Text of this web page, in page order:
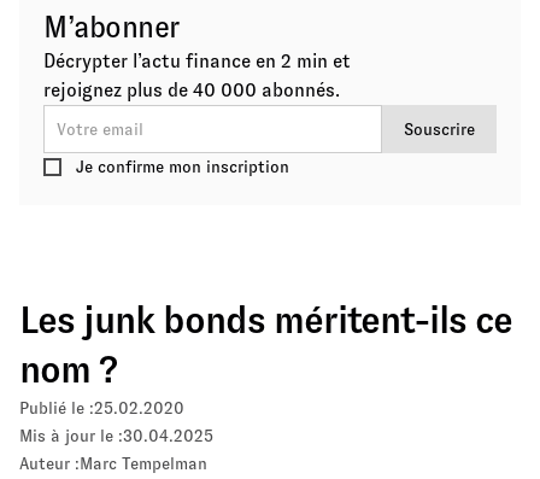
M’abonner
Décrypter l’actu finance en 2 min et
rejoignez plus de 40 000 abonnés.
Je confirme mon inscription
Les junk bonds méritent-ils ce
nom ?
Publié le :25.02.2020
Mis à jour le :30.04.2025
Auteur :Marc Tempelman